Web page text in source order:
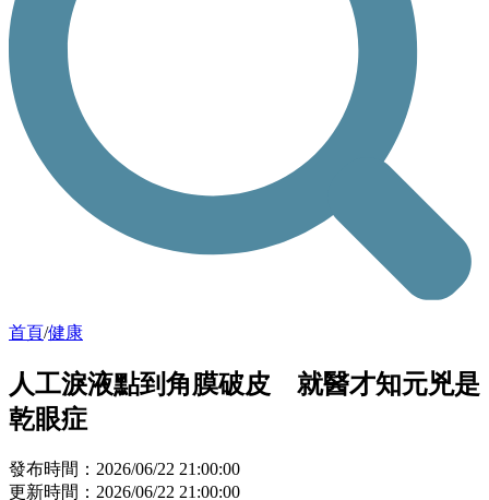
首頁/健康
人工淚液點到角膜破皮 就醫才知元兇是
乾眼症
發布時間：2026/06/22 21:00:00
更新時間：2026/06/22 21:00:00